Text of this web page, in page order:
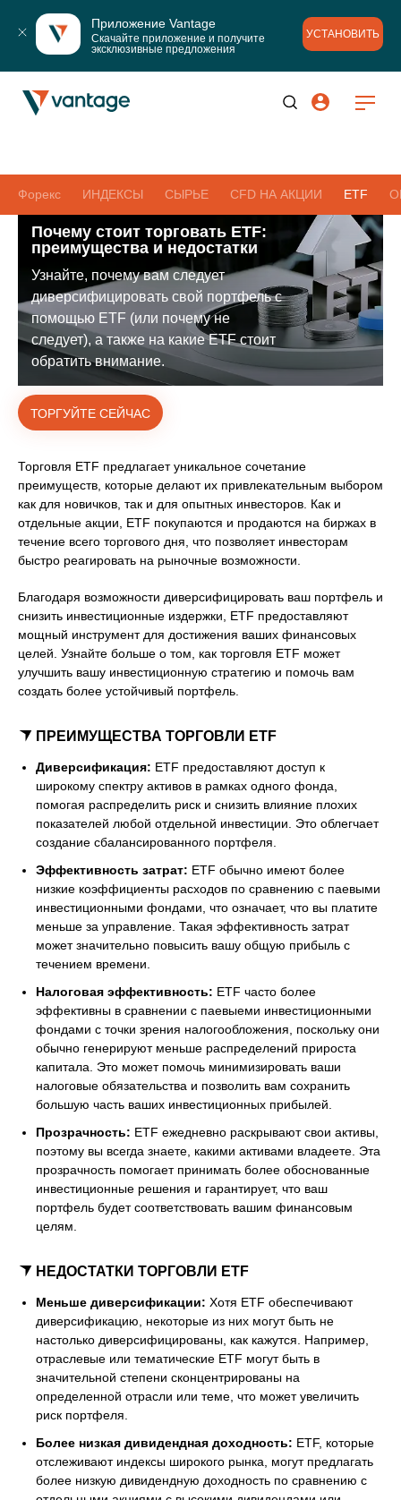
Приложение Vantage
Скачайте приложение и получите
эксклюзивные предложения
УСТАНОВИТЬ
Форекс ИНДЕКСЫ СЫРЬЕ CFD НА АКЦИИ ETF
Почему стоит торговать ETF:
преимущества и недостатки
Узнайте, почему вам следует
диверсифицировать свой портфель с
помощью ETF (или почему не
следует), а также на какие ETF стоит
обратить внимание.
ТОРГУЙТЕ СЕЙЧАС
Торговля ETF предлагает уникальное сочетание
преимуществ, которые делают их привлекательным выбором
как для новичков, так и для опытных инвесторов. Как и
отдельные акции, ETF покупаются и продаются на биржах в
течение всего торгового дня, что позволяет инвесторам
быстро реагировать на рыночные возможности.
Благодаря возможности диверсифицировать ваш портфель и
снизить инвестиционные издержки, ETF предоставляют
мощный инструмент для достижения ваших финансовых
целей. Узнайте больше о том, как торговля ETF может
улучшить вашу инвестиционную стратегию и помочь вам
создать более устойчивый портфель.
ПРЕИМУЩЕСТВА ТОРГОВЛИ ETF
Диверсификация: ETF предоставляют доступ к
широкому спектру активов в рамках одного фонда,
помогая распределить риск и снизить влияние плохих
показателей любой отдельной инвестиции. Это облегчает
создание сбалансированного портфеля.
Эффективность затрат: ETF обычно имеют более
низкие коэффициенты расходов по сравнению с паевыми
инвестиционными фондами, что означает, что вы платите
меньше за управление. Такая эффективность затрат
может значительно повысить вашу общую прибыль с
течением времени.
Налоговая эффективность: ETF часто более
эффективны в сравнении с паевыеми инвестиционными
фондами с точки зрения налогообложения, поскольку они
обычно генерируют меньше распределений прироста
капитала. Это может помочь минимизировать ваши
налоговые обязательства и позволить вам сохранить
большую часть ваших инвестиционных прибылей.
Прозрачность: ETF ежедневно раскрывают свои активы,
поэтому вы всегда знаете, какими активами владеете. Эта
прозрачность помогает принимать более обоснованные
инвестиционные решения и гарантирует, что ваш
портфель будет соответствовать вашим финансовым
целям.
НЕДОСТАТКИ ТОРГОВЛИ ETF
Меньше диверсификации: Хотя ETF обеспечивают
диверсификацию, некоторые из них могут быть не
настолько диверсифицированы, как кажутся. Например,
отраслевые или тематические ETF могут быть в
значительной степени сконцентрированы на
определенной отрасли или теме, что может увеличить
риск портфеля.
Более низкая дивидендная доходность: ETF, которые
отслеживают индексы широкого рынка, могут предлагать
более низкую дивидендную доходность по сравнению с